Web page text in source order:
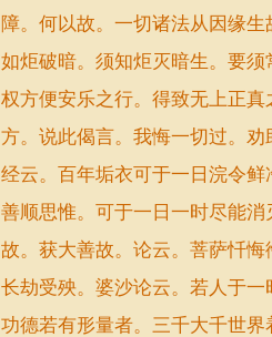
障。何以故。一切诸法从因缘
如炬破暗。须知炬灭暗生。要
权方便安乐之行。得致无上正
方。说此偈言。我悔一切过。
经云。百年垢衣可于一日浣令
善顺思惟。可于一日一时尽能
故。获大善故。论云。菩萨忏
长劫受殃。婆沙论云。若人于
功德若有形量者。三千大千世